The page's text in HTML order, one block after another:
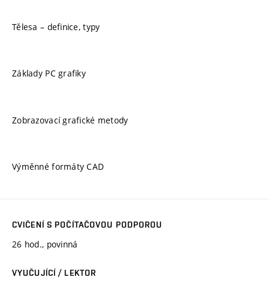
Tělesa – definice, typy
Základy PC grafiky
Zobrazovací grafické metody
Výměnné formáty CAD
CVIČENÍ S POČÍTAČOVOU PODPOROU
26 hod., povinná
VYUČUJÍCÍ / LEKTOR